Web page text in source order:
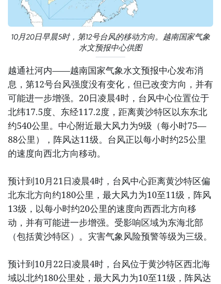
10月20日早晨5时，第12号台风的移动方向。越南国家气象
水文预报中心供图
越通社河内——越南国家气象水文预报中心发布消
息，第12号台风强度没有变化，但已改变方向，并有
可能进一步增强。20日凌晨4时，台风中心位置位于
北纬17.5度、东经117.2度，距离黄沙特区以东东北
约540公里。中心附近最大风力为9级（每小时75—
88公里），阵风达11级。台风正以每小时约25公里
的速度向西北方向移动。
预计到10月21日凌晨4时，台风中心距离黄沙特区偏
北东北方向约180公里，最大风力为10至11级，阵风
13级，以每小时约20公里的速度向西西北方向移
动，并有可能进一步增强。受影响区域为东海北部
（包括黄沙特区）。灾害气象风险预警等级为三级。
预计到10月22日凌晨4时，台风位于黄沙特区西北海
域以北约180公里处，最大风力为10至11级，阵风达